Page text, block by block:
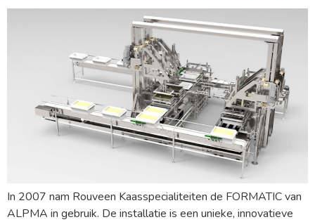
In 2007 nam Rouveen Kaasspecialiteiten de FORMATIC van
ALPMA in gebruik. De installatie is een unieke, innovatieve